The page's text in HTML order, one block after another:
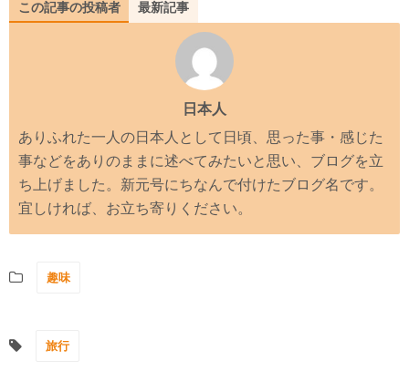
この記事の投稿者 最新記事
日本人
ありふれた一人の日本人として日頃、思った事・感じた
事などをありのままに述べてみたいと思い、ブログを立
ち上げました。新元号にちなんで付けたブログ名です。
宜しければ、お立ち寄りください。
趣味
旅行